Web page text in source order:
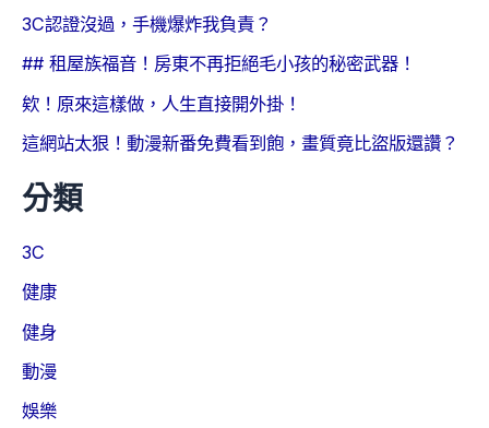
3C認證沒過，手機爆炸我負責？
## 租屋族福音！房東不再拒絕毛小孩的秘密武器！
欸！原來這樣做，人生直接開外掛！
這網站太狠！動漫新番免費看到飽，畫質竟比盜版還讚？
分類
3C
健康
健身
動漫
娛樂